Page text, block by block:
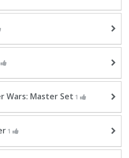
Wars: Master Set 1
1